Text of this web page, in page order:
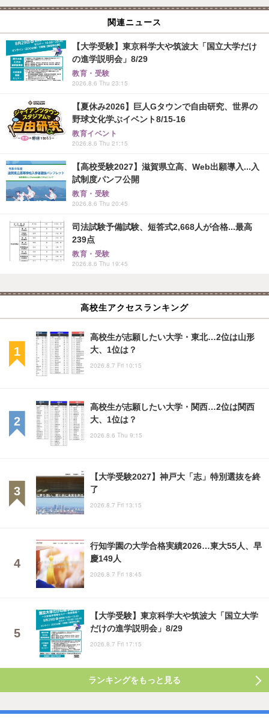
関連ニュース
【大学受験】東京科学大や筑波大「国立大学だけ
の進学説明会」8/29
教育・受験
2026.8.6 Thu 23:15
【夏休み2026】巨人Gタウンで自由研究、世界の
野球文化学ぶイベント8/15-16
教育イベント
2026.8.6 Thu 21:15
【高校受験2027】滋賀県立高、Web出願導入...入
試制度パンフ公開
教育・受験
2026.8.6 Thu 20:45
司法試験予備試験、短答式2,668人が合格...最高
239点
教育・受験
2026.8.6 Thu 19:45
高校生アクセスランキング
高校生が志願したい大学・東北…2位は山形
大、1位は？
2026.8.7 Fri 10:15
高校生が志願したい大学・関西…2位は関西
大、1位は？
2026.8.6 Thu 9:15
【大学受験2027】神戸大「志」特別選抜を終
了
2026.8.7 Fri 13:15
行知学園の大学合格実績2026…東大55人、早
慶149人
2026.8.7 Fri 18:45
【大学受験】東京科学大や筑波大「国立大学
だけの進学説明会」8/29
2026.8.7 Fri 17:15
ランキングをもっと見る